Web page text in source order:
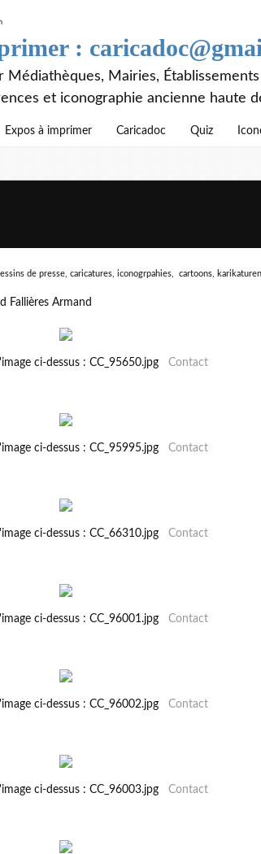
:
Médiathèques, Mairies,
et iconographie ancienne haute
Expos à imprimer Caricadoc Quiz
de presse, caricatures, iconogrpahies, cartoons, karikaturen,
Fallières Armand
ci-dessus : CC_95650.jpg Contact
ci-dessus : CC_95995.jpg Contact
ci-dessus : CC_66310.jpg Contact
ci-dessus : CC_96001.jpg Contact
ci-dessus : CC_96002.jpg Contact
ci-dessus : CC_96003.jpg Contact